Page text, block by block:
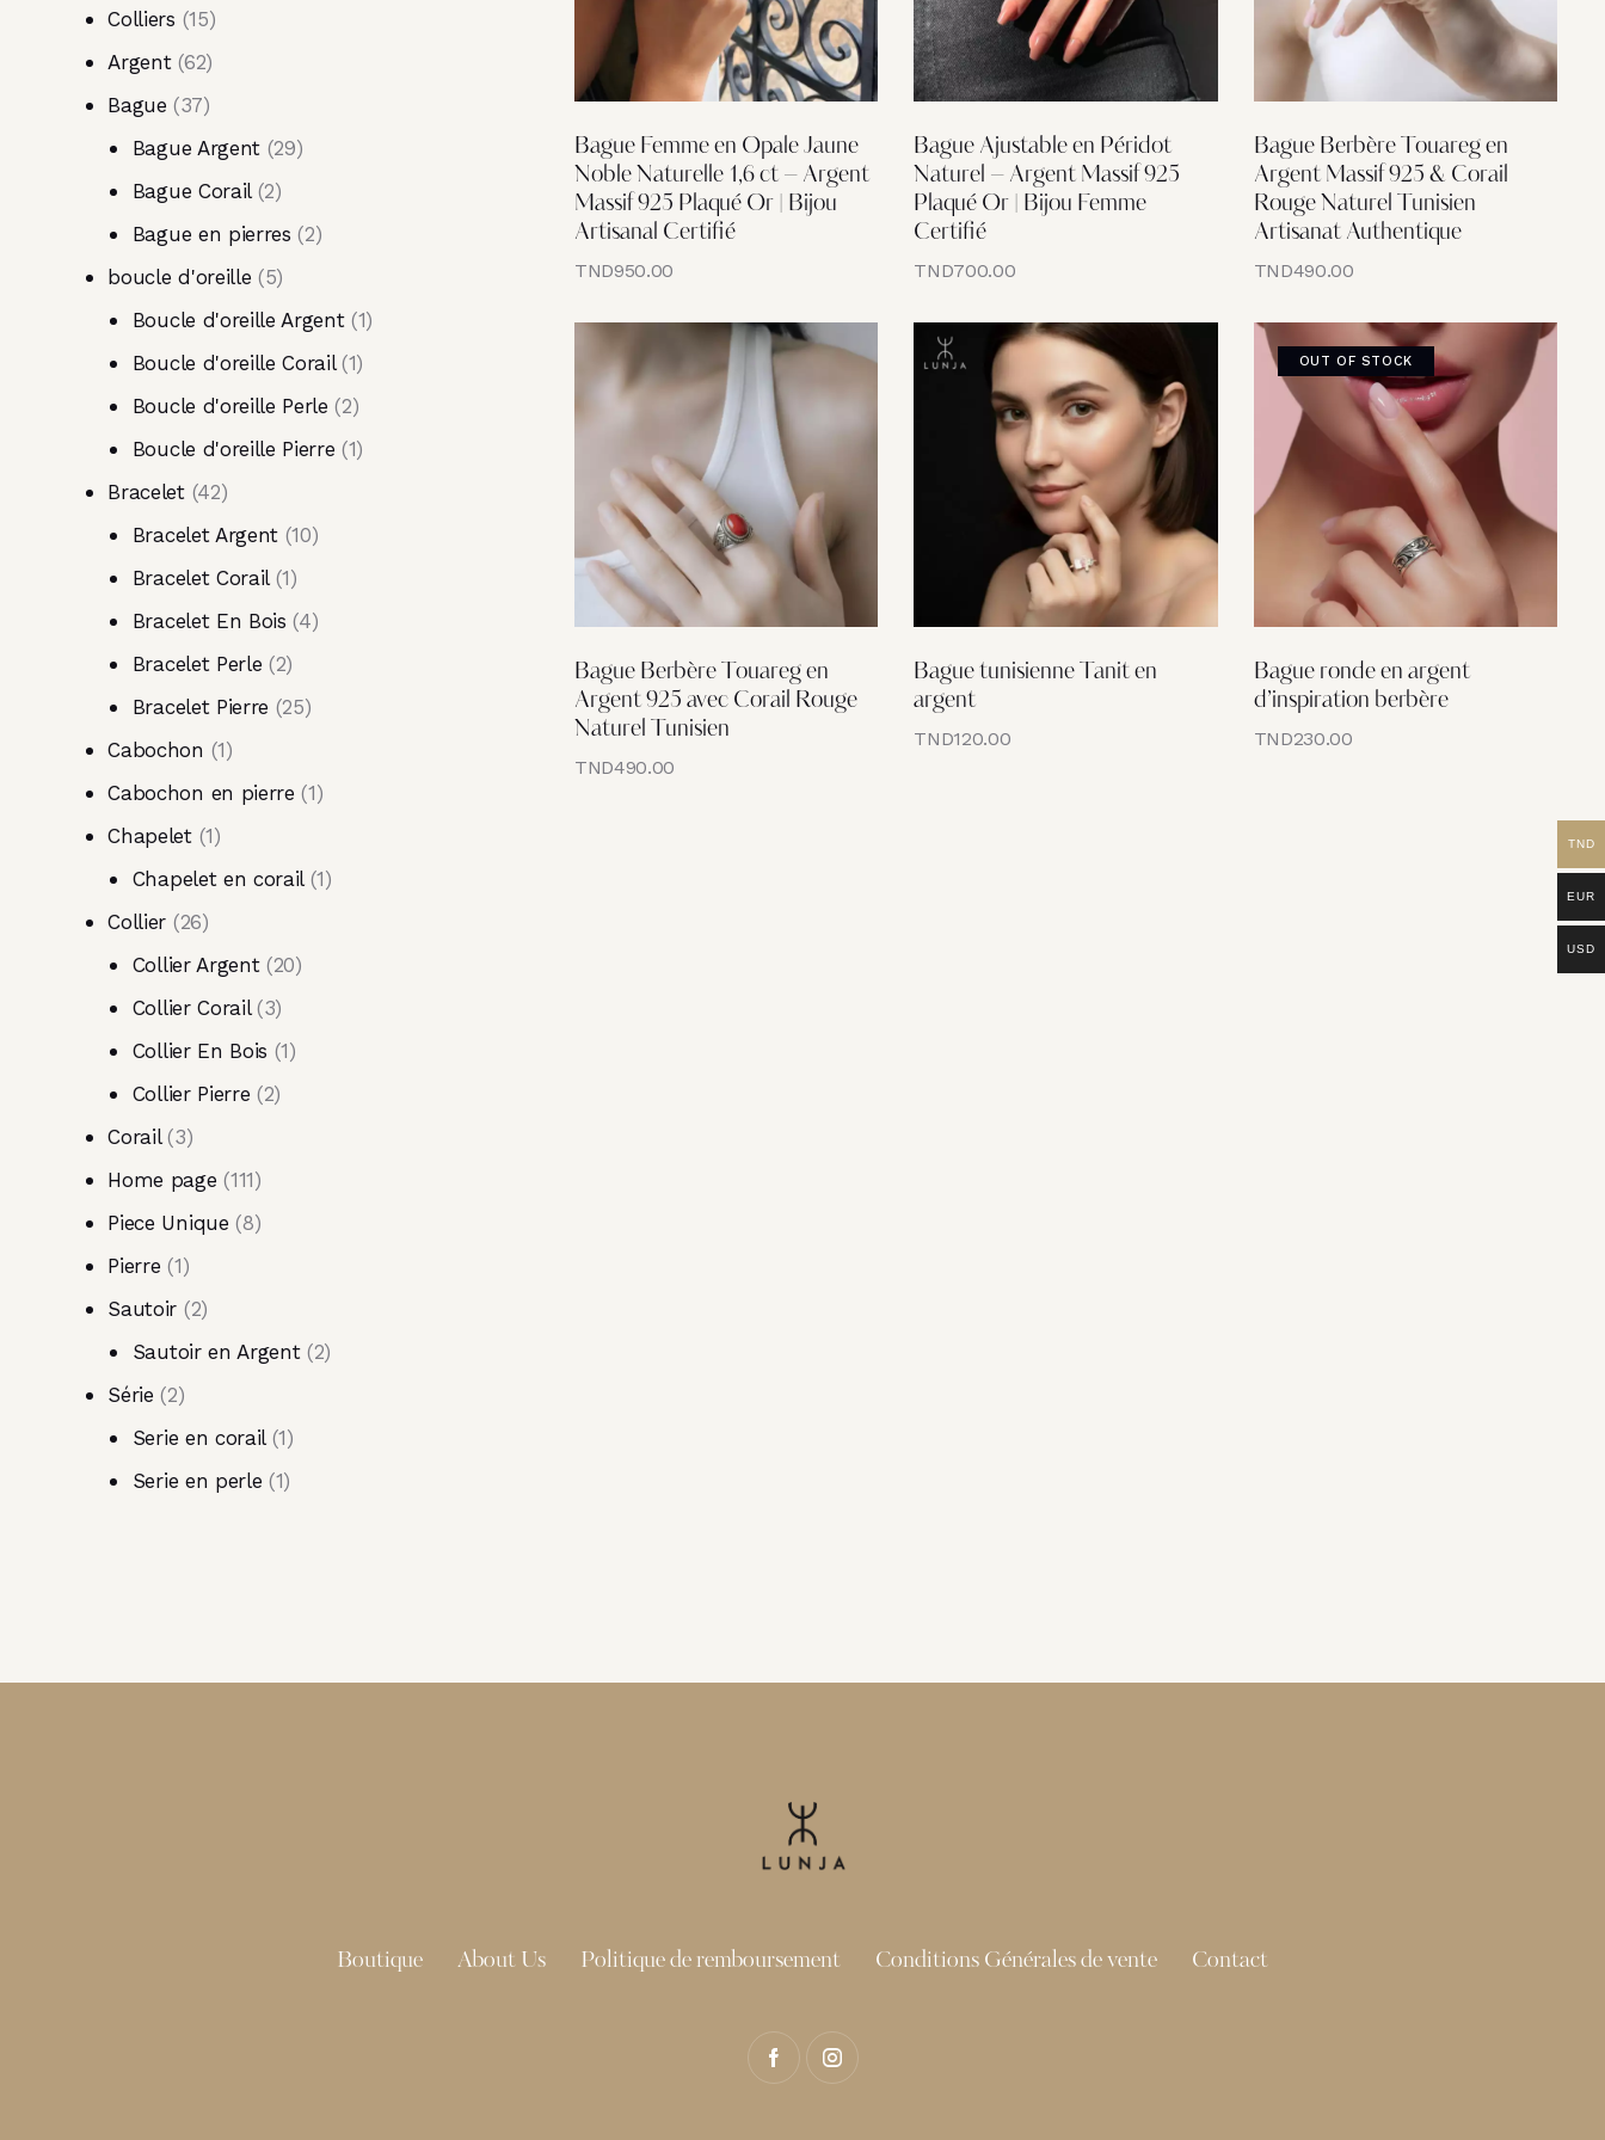
Bague Femme en Opale Jaune
Noble Naturelle 1,6 ct – Argent
Massif 925 Plaqué Or | Bijou
Artisanal Certifié
TND950.00
Bague Ajustable en Péridot
Naturel – Argent Massif 925
Plaqué Or | Bijou Femme
Certifié
TND700.00
Bague Berbère Touareg en
Argent Massif 925 & Corail
Rouge Naturel Tunisien
Artisanat Authentique
TND490.00
Bague Berbère Touareg en
Argent 925 avec Corail Rouge
Naturel Tunisien
TND490.00
Bague tunisienne Tanit en
argent
TND120.00
OUT OF STOCK
Bague ronde en argent
d’inspiration berbère
TND230.00
Colliers
15
Argent 62
Bague
37
Bague Argent
29
Bague Corail
2
Bague en pierres
2
boucle d'oreille
5
Boucle d'oreille Argent 1
Boucle d'oreille Corail 1
Boucle d'oreille Perle
2
Boucle d'oreille Pierre 1
Bracelet 42
Bracelet Argent 10
Bracelet Corail 1
Bracelet En Bois 4
Bracelet Perle
2
Bracelet Pierre
25
Cabochon
1
Cabochon en pierre
1
Chapelet 1
Chapelet en corail 1
Collier
26
Collier Argent
20
Collier Corail
3
Collier En Bois
1
Collier Pierre
2
Corail
3
Home page 111
Piece Unique 8
Pierre 1
Sautoir
2
Sautoir en Argent
2
Série
2
Serie en corail 1
Serie en perle 1
Boutique About Us Politique de remboursement Conditions Générales de vente Contact
TND
EUR
USD